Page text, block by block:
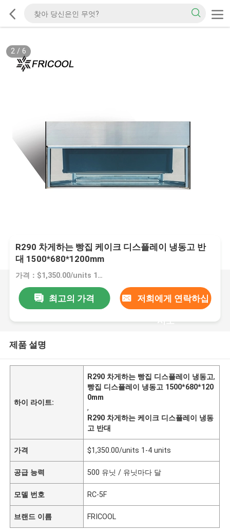
2/ 6
R290 차게하는 빵집 케이크 디스플레이 냉동고 반
대 1500*680*1200mm
가격：$1,350.00/units 1-4 units
최고의 가격 저희에게 연락하십
시오
제품 설명
하이 라이트:
R290 차게하는 빵집 디스플레이 냉동고,
빵집 디스플레이 냉동고 1500*680*120
0mm
,
R290 차게하는 케이크 디스플레이 냉동
고 반대
가격 $1,350.00/units 1-4 units
공급 능력 500 유닛 / 유닛마다 달
모델 번호 RC-5F
브랜드 이름 FRICOOL